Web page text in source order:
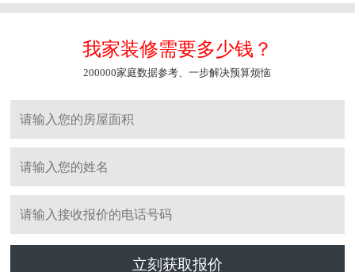
我家装修需要多少钱？
200000家庭数据参考、一步解决预算烦恼
立刻获取报价